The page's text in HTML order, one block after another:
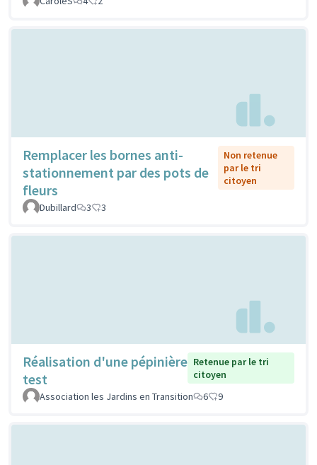
Remplacer les bornes anti-
stationnement par des pots de
fleurs
Non retenue
par le tri
citoyen
Dubillard 3 3
Réalisation d'une pépinière
test
Retenue par le tri
citoyen
Association les Jardins en Transition
6 9